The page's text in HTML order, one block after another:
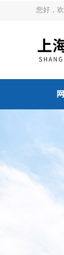
您好，